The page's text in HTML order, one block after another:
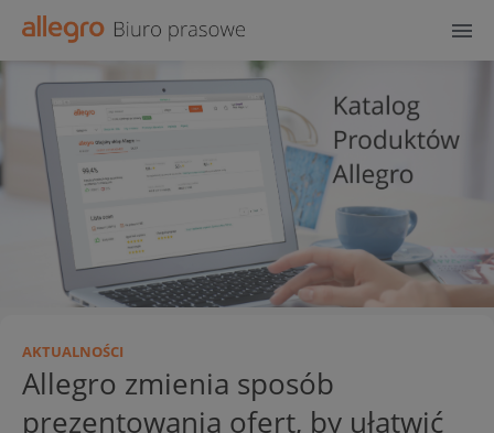
AKTUALNOŚCI
Allegro zmienia sposób
prezentowania ofert, by ułatwić